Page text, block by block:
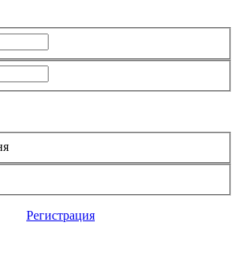
Регистрация